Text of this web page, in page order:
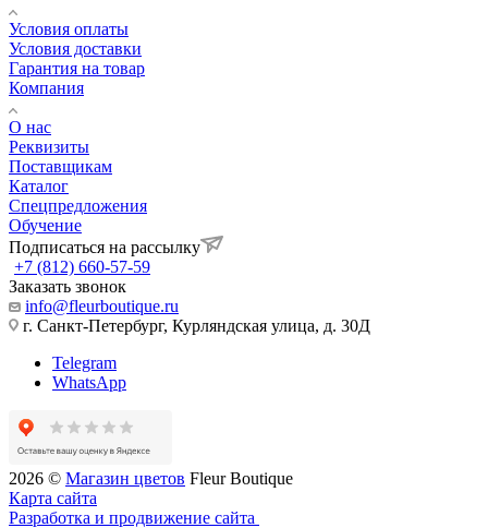
Условия оплаты
Условия доставки
Гарантия на товар
Компания
О нас
Реквизиты
Поставщикам
Каталог
Спецпредложения
Обучение
Подписаться на рассылку
+7 (812) 660-57-59
Заказать звонок
info@fleurboutique.ru
г. Санкт-Петербург, Курляндская улица, д. 30Д
Telegram
WhatsApp
2026 © Магазин цветов Fleur Boutique
Карта сайта
Разработка и продвижение сайта